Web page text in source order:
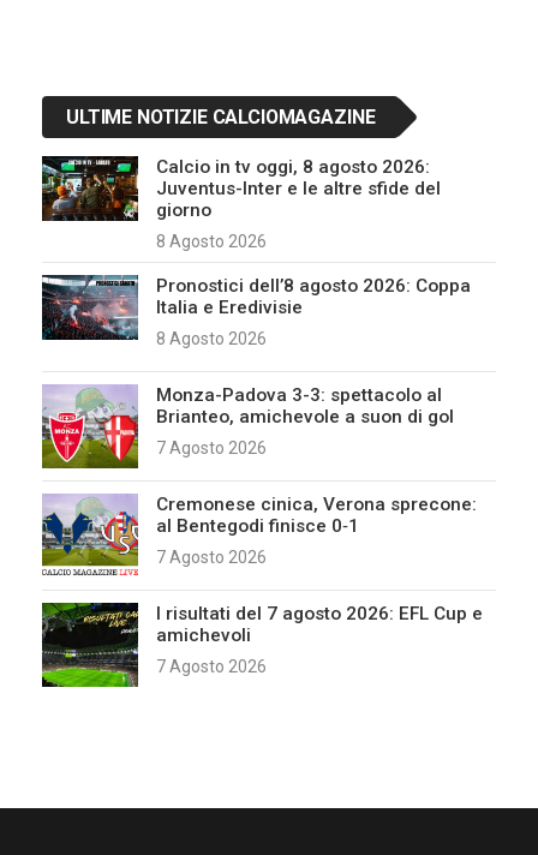
ULTIME NOTIZIE CALCIOMAGAZINE
Calcio in tv oggi, 8 agosto 2026:
Juventus-Inter e le altre sfide del
giorno
8 Agosto 2026
Pronostici dell’8 agosto 2026: Coppa
Italia e Eredivisie
8 Agosto 2026
Monza-Padova 3-3: spettacolo al
Brianteo, amichevole a suon di gol
7 Agosto 2026
Cremonese cinica, Verona sprecone:
al Bentegodi finisce 0‑1
7 Agosto 2026
I risultati del 7 agosto 2026: EFL Cup e
amichevoli
7 Agosto 2026